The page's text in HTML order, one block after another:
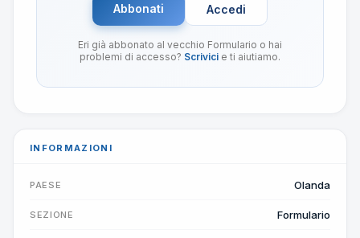
Abbonati Accedi
Eri già abbonato al vecchio Formulario o hai
problemi di accesso? Scrivici e ti aiutiamo.
INFORMAZIONI
PAESE Olanda
SEZIONE Formulario